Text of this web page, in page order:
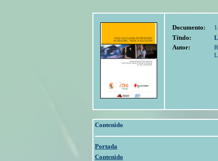
Documento:
Título:
Autor:
Contenido
Portada
Contenido